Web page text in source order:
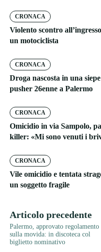
CRONACA
Violento scontro
un motociclista
CRONACA
Droga nascosta in una
pusher 26enne a Palermo
CRONACA
Omicidio in via Sampolo,
killer: «Mi sono venuti i
CRONACA
Vile omicidio e tentata
un soggetto fragile
Articolo precedente
Palermo, approvato regolamento
sulla movida: in discoteca col
biglietto nominativo